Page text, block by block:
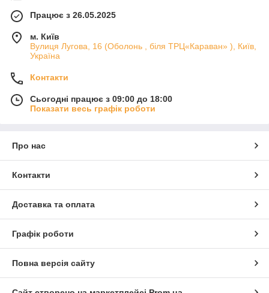
Працює з 26.05.2025
м. Київ
Вулиця Лугова, 16 (Оболонь , біля ТРЦ«Караван» ), Київ,
Україна
Контакти
Сьогодні працює з 09:00 до 18:00
Показати весь графік роботи
Про нас
Контакти
Доставка та оплата
Графік роботи
Повна версія сайту